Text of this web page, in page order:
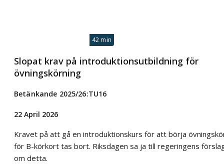
42 min
Slopat krav på introduktionsutbildning för
övningskörning
Betänkande 2025/26:TU16
22 April 2026
Kravet på att gå en introduktionskurs för att börja
för B-körkort tas bort. Riksdagen sa ja till regeringens
om detta.